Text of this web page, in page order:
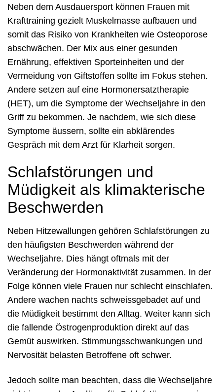
Neben dem Ausdauersport können Frauen mit
Krafttraining gezielt Muskelmasse aufbauen und
somit das Risiko von Krankheiten wie Osteoporose
abschwächen. Der Mix aus einer gesunden
Ernährung, effektiven Sporteinheiten und der
Vermeidung von Giftstoffen sollte im Fokus stehen.
Andere setzen auf eine Hormonersatztherapie
(HET), um die Symptome der Wechseljahre in den
Griff zu bekommen. Je nachdem, wie sich diese
Symptome äussern, sollte ein abklärendes
Gespräch mit dem Arzt für Klarheit sorgen.
Schlafstörungen und
Müdigkeit als klimakterische
Beschwerden
Neben Hitzewallungen gehören Schlafstörungen zu
den häufigsten Beschwerden während der
Wechseljahre. Dies hängt oftmals mit der
Veränderung der Hormonaktivität zusammen. In der
Folge können viele Frauen nur schlecht einschlafen.
Andere wachen nachts schweissgebadet auf und
die Müdigkeit bestimmt den Alltag. Weiter kann sich
die fallende Östrogenproduktion direkt auf das
Gemüt auswirken. Stimmungsschwankungen und
Nervosität belasten Betroffene oft schwer.
Jedoch sollte man beachten, dass die Wechseljahre